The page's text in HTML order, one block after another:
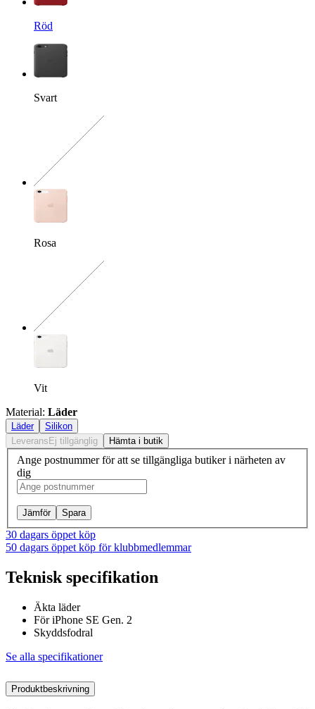
Röd
Svart
Rosa
Vit
Material: Läder
Läder
Silikon
Leverans Ej tillgänglig Hämta i butik
Ange postnummer för att se tillgängliga butiker i närheten av
dig
Jämför Spara
30 dagars öppet köp
50 dagars öppet köp för klubbmedlemmar
Teknisk specifikation
Äkta läder
För iPhone SE Gen. 2
Skyddsfodral
Se alla specifikationer
Produktbeskrivning